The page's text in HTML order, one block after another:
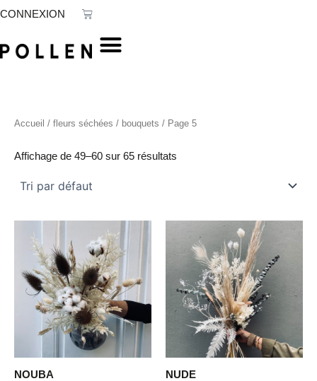
Aller
contenu
CONNEXION Panier
Accueil / fleurs séchées / bouquets / Page 5
Affichage de 49–60 sur 65 résultats
NOUBA NUDE